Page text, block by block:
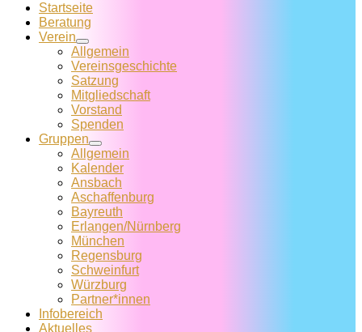
Startseite
Beratung
Verein
Allgemein
Vereins­geschichte
Satzung
Mitglied­schaft
Vorstand
Spenden
Gruppen
Allgemein
Kalender
Ansbach
Aschaffenburg
Bayreuth
Erlangen/Nürnberg
München
Regensburg
Schweinfurt
Würzburg
Partner*innen
Infobereich
Aktuelles